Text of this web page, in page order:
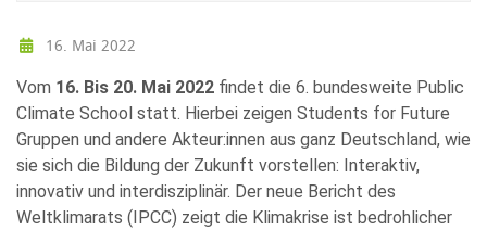
16. Mai 2022
Vom 16. Bis 20. Mai 2022 findet die 6. bundesweite Public
Climate School statt. Hierbei zeigen Students for Future
Gruppen und andere Akteur:innen aus ganz Deutschland, wie
sie sich die Bildung der Zukunft vorstellen: Interaktiv,
innovativ und interdisziplinär. Der neue Bericht des
Weltklimarats (IPCC) zeigt die Klimakrise ist bedrohlicher